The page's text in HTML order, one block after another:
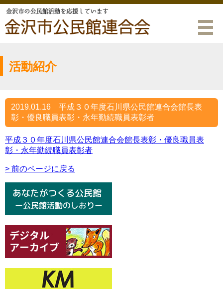
活動紹介
2019.01.16 平成３０年度石川県公民館連合会館長表
彰・優良職員表彰・永年勤続職員表彰者
平成３０年度石川県公民館連合会館長表彰・優良職員表
彰・永年勤続職員表彰者
> 前のページに戻る